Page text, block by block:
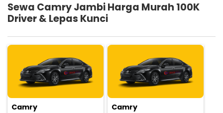
Sewa Camry Jambi Harga Murah 100K
Driver & Lepas Kunci
Camry
Camry